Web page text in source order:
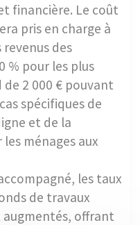
financière. Le coût
pris en charge à
des
% pour les plus
2 000 € pouvant
spécifiques de
et de la
ménages aux
les taux
de travaux
offrant